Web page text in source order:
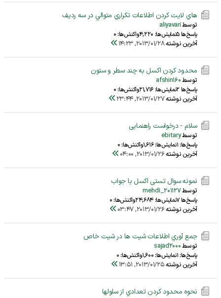
هاي لايت كردن اطلاعات تكراري متوالي در سه رديف
توسطaliyavari
پاسخ‌ها 5 نمایش‌ها: 4,220 واکنش‌ها: 0
آخرین نوشته2013/01/28, 14:23
محدود کردن اکسل به چند سطر و ستون
توسطafshin160
پاسخ‌ها 2 نمایش‌ها: 21,716 واکنش‌ها: 0
آخرین نوشته2013/01/27, 23:44
سلام - درخواست راهنمایی
توسطebitary
پاسخ‌ها: 1 نمایش‌ها: 1,616 واکنش‌ها: 0
آخرین نوشته2013/01/26, 04:00
نمونه سوال تستی اکسل با جواب
توسطmehdi_201127
پاسخ‌ها 7 نمایش‌ها: 24,684 واکنش‌ها: 0
آخرین نوشته2013/01/26, 03:47
جمع آوري اطلاعات شيت ها در شيت خاص
توسطsajad2000
پاسخ‌ها: 1 نمایش‌ها: 1,600 واکنش‌ها: 0
آخرین نوشته2013/01/25, 13:51
نحوه محدود كردن تعدادي از سلولها